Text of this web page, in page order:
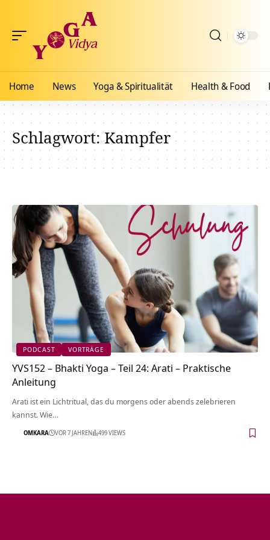
Home News Yoga & Spiritualität Health & Food
Schlagwort:Kampfer
PODCAST VORTRÄGE
YVS152 – Bhakti Yoga – Teil 24: Arati – Praktische
Anleitung
Arati ist ein Lichtritual, das du morgens oder abends zelebrieren
kannst. Wie…
OMKARA VOR 7 JAHREN 499 VIEWS